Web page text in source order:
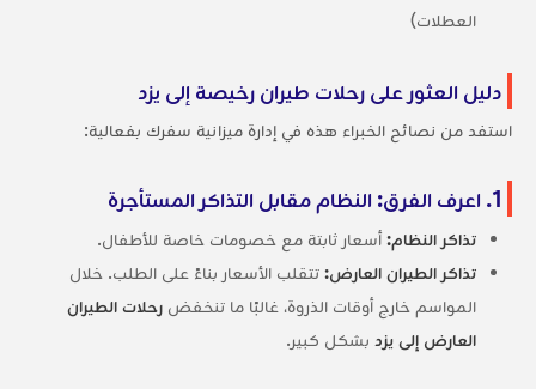
العطلات)
دليل العثور على رحلات طيران رخيصة إلى يزد
استفد من نصائح الخبراء هذه في إدارة ميزانية سفرك بفعالية:
1. اعرف الفرق: النظام مقابل التذاكر المستأجرة
تذاكر النظام:أسعار ثابتة مع خصومات خاصة للأطفال.
تذاكر الطيران العارض:تتقلب الأسعار بناءً على الطلب. خلال
المواسم خارج أوقات الذروة، غالبًا ما تنخفض رحلات الطيران
العارض إلى يزدبشكل كبير.